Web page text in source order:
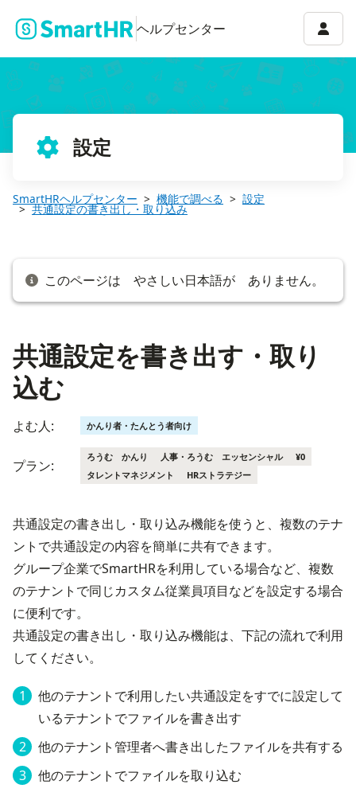
ヘルプセンター アカ
設定
SmartHRヘルプセンター 機能で調べる 設定
共通設定の書き出し・取り込み
このページは やさしい日本語が ありません。
共通設定を書き出す・取り
込む
よむ人: かんり者・たんとう者向け
プラン:
ろうむ かんり 人事・ろうむ エッセンシャル
¥0
タレントマネジメント
HRストラテジー
共通設定の書き出し・取り込み機能を使うと、複数のテナ
ントで共通設定の内容を簡単に共有できます。
グループ企業でSmartHRを利用している場合など、複数
のテナントで同じカスタム従業員項目などを設定する場合
に便利です。
共通設定の書き出し・取り込み機能は、下記の流れで利用
してください。
他のテナントで利用したい共通設定をすでに設定して
いるテナントでファイルを書き出す
他のテナント管理者へ書き出したファイルを共有する
他のテナントでファイルを取り込む